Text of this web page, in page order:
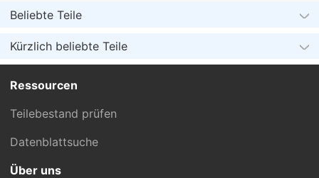
Beliebte Teile
Kürzlich beliebte Teile
Ressourcen
Teilebestand prüfen
Datenblattsuche
Über uns